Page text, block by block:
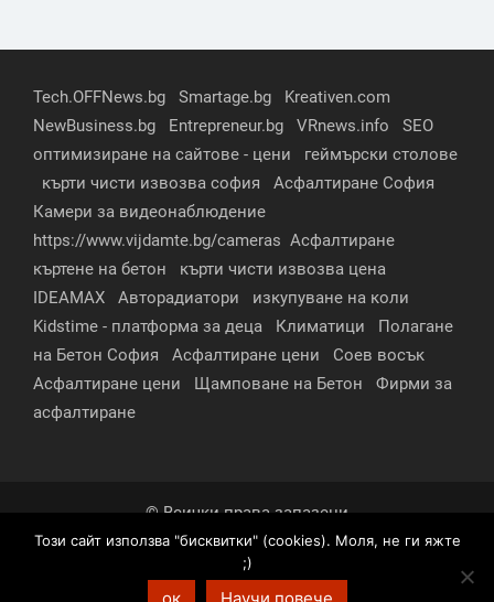
Tech.OFFNews.bg Smartage.bg
Kreativen.com
NewBusiness.bg
Entrepreneur.bg VRnews.info
SEO
оптимизиране на сайтове - цени
геймърски столове
кърти чисти извозва софия
Асфалтиране София
Камери за видеонаблюдение
https://www.vijdamte.bg/cameras Асфалтиране
къртене на бетон
кърти чисти извозва цена
IDEAMAX
Авторадиатори
изкупуване на коли
Kidstime - платформа за деца
Климатици
Полагане
на Бетон София
Асфалтиране цени
Соев восък
Асфалтиране цени
Щамповане на Бетон
Фирми за
асфалтиране
© Всички права запазени
За нас
Контакти Реклама
Партньори
Условия за поверителност
Този сайт използва "бисквитки" (cookies). Моля, не ги яжте
;)